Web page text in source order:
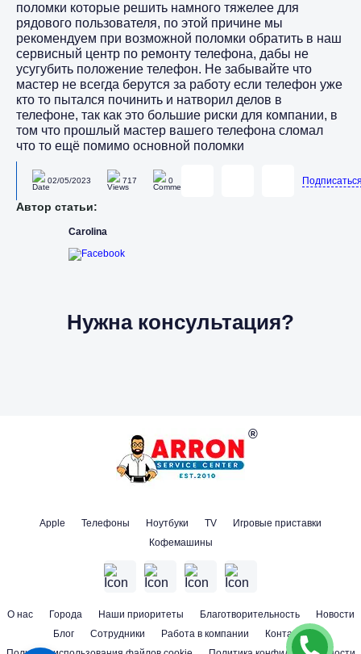
поломки которые решить намного тяжелее для
рядового пользователя, по этой причине мы
рекомендуем при возможной поломки обратить в наш
сервисный центр по ремонту телефона, дабы не
усугубить положение телефон. Не забывайте что
мастер не всегда берутся за работу если телефон уже
кто то пытался починить и натворил делов в
телефоне, так как это большие риски для компании, в
том что прошлый мастер вашего телефона сломал
что то ещё помимо основной поломки
02/05/2023 717 0
Автор статьи:
Carolina
Нужна консультация?
Apple Телефоны Ноутбуки TV
Игровые приставки
Кофемашины
О нас Города Наши приоритеты Благотворительность
Новости
Блог
Сотрудники Работа в компании
Контакты